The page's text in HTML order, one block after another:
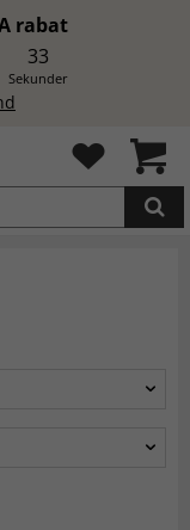
rabat
31
Sekunder